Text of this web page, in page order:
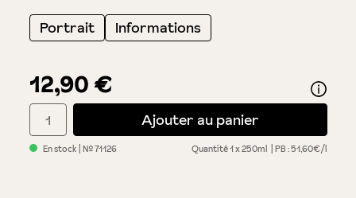
12,90 €
Portrait
Informations
En stock | №71126 Quantité1 x 250ml PB : 51,60€/l
Quantité de produit : Entrez la quantité souhaitée ou utilisez
Ajouter au panier